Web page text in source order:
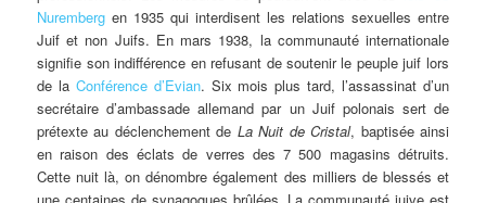
Nuremberg en 1935 qui interdisent les relations sexuelles entre
Juif et non Juifs. En mars 1938, la communauté internationale
signifie son indifférence en refusant de soutenir le peuple juif lors
de la Conférence d’Evian. Six mois plus tard, l’assassinat d’un
secrétaire d’ambassade allemand par un Juif polonais sert de
prétexte au déclenchement de La Nuit de Cristal, baptisée ainsi
en raison des éclats de verres des 7 500 magasins détruits.
Cette nuit là, on dénombre également des milliers de blessés et